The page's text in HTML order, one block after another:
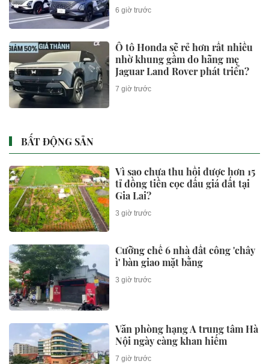
6 giờ trước
Ô tô Honda sẽ rẻ hơn rất nhiều
nhờ khung gầm do hãng mẹ
Jaguar Land Rover phát triển?
7 giờ trước
BẤT ĐỘNG SẢN
Vì sao chưa thu hồi được hơn 15
tỉ đồng tiền cọc đấu giá đất tại
Gia Lai?
3 giờ trước
Cưỡng chế 6 nhà đất công 'chây
ì' bàn giao mặt bằng
3 giờ trước
Văn phòng hạng A trung tâm Hà
Nội ngày càng khan hiếm
7 giờ trước